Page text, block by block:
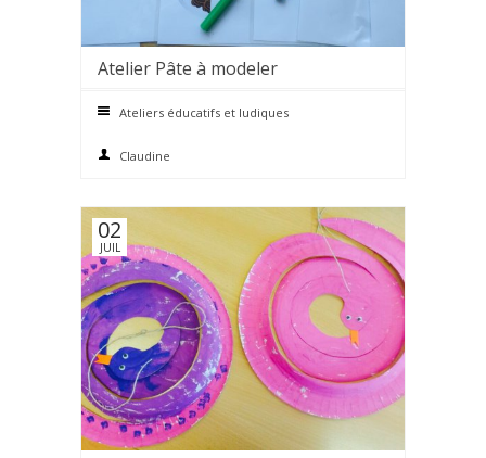
0 comments
Atelier Pâte à modeler
Ateliers éducatifs et ludiques
Claudine
02
JUIL